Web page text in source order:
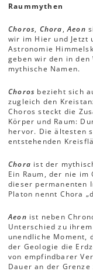
Raummythen
Choros, Chora,Aeon
wir im Hier und Jetzt
Astronomie
geben wir den in den
mythische Namen.
Choros bezieht sich
zugleich den
Choros steckt die
Körper und Raum:
hervor. Die ältesten
entstehenden
Chora ist der
Ein Raum, der nie
dieser permanenten
Platon nennt Chora
Aeon ist neben
Unterschied zu
unendliche Moment,
der Geologie die
von empfindbarer
Dauer an der